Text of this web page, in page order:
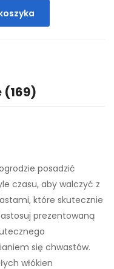
(169)
posadzić
czasu, aby walczyć z
które skutecznie
prezentowaną
się chwastów.
włókien